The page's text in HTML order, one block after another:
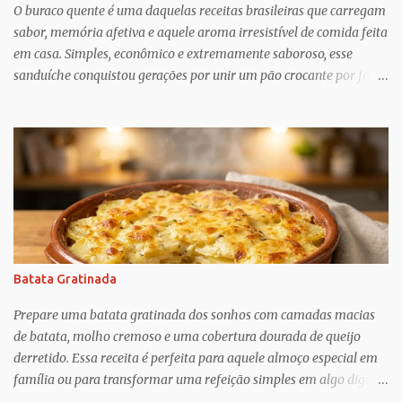
trabalho para manter e podem ser confusos (quem assistiu The
Undoing ?), o que Greif descobriu é mais esperançoso:...
O buraco quente é uma daquelas receitas brasileiras que carregam
sabor, memória afetiva e aquele aroma irresistível de comida feita
em casa. Simples, econômico e extremamente saboroso, esse
sanduíche conquistou gerações por unir um pão crocante por fora
está justamente no preparo: um pão macio recebe um recheio
abundante de carne cozida lentamente com temperos, criando
uma combinação perfeita para qualquer momento do dia. Muito
popular em festas, lanchonetes, reuniões familiares e até como
opção para um jantar rápido, o buraco quente é uma receita
versátil que agrada crianças e adultos. O contraste entre o pão
levemente tostado e o recheio quente e cremoso transforma
é uma ótima alternativa para aproveitar ingredientes que muitas
vezes já temos na cozinha, como carne moída, cebola, tomate e
te...
Batata Gratinada
Prepare uma batata gratinada dos sonhos com camadas macias
de batata, molho cremoso e uma cobertura dourada de queijo
derretido. Essa receita é perfeita para aquele almoço especial em
família ou para transformar uma refeição simples em algo digno